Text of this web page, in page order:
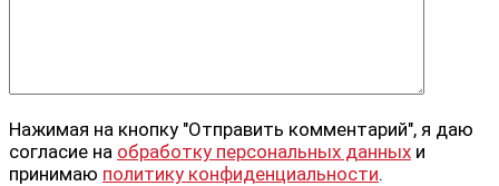
Нажимая на кнопку "Отправить комментарий", я даю
согласие на обработку персональных данных и
принимаю политику конфиденциальности.